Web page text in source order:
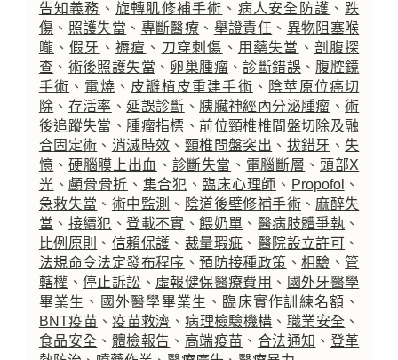
告知義務 、 旋轉肌修補手術 、 病人安全防護 、 跌
傷 、 照護失當 、 專斷醫療 、 舉證責任 、 異物阻塞喉
嚨 、假牙 、 褥瘡 、 刀穿刺傷 、 用藥失當 、 剖腹探
查 、 術後照護失當 、 卵巢腫瘤 、診斷錯誤 、 腹腔鏡
手術 、 電燒 、 皮瓣植皮重建手術 、 陰莖原位癌切
除 、 存活率 、 延誤診斷 、 胰臟神經內分泌腫瘤 、術
後追蹤失當 、 腫瘤指標 、前位頸椎椎間盤切除及融
合固定術 、 消滅時效 、 頸椎間盤突出 、 拔錯牙 、失
憶 、硬腦膜上出血 、 診斷失當 、 電腦斷層 、 頭部X
光 、 顱骨骨折 、 集合犯 、 臨床心理師 、 Propofol 、
急救失當 、 術中監測 、 陰道後壁修補手術 、 麻醉失
當 、 接續犯 、登載不實 、餵奶單 、 醫病肢體爭執 、
比例原則
、 信賴保護 、 裁量瑕疵 、 醫院設立許可 、
法規命令法定發布程序 、預防接種政策 、相驗 、管
轄權 、停止訴訟 、 虛報健保醫療費用 、 國外牙醫學
畢業生 、 國外醫學畢業生 、 臨床實作訓練名額 、
BNT疫苗 、疫苗救濟 、病理檢驗機構 、 職業安全 、
食品安全 、 體檢報告 、 高端疫苗 、 合法通知 、 登革